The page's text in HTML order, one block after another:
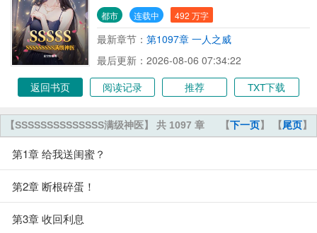
都市 连载中 492 万字
最新章节： 第1097章 一人之威
最后更新：2026-08-06 07:34:22
返回书页
阅读记录 推荐 TXT下载
【下一页】 【尾页】
【SSSSSSSSSSSSSS满级神医】 共 1097 章
第1章 给我送闺蜜？
第2章 断根碎蛋！
第3章 收回利息